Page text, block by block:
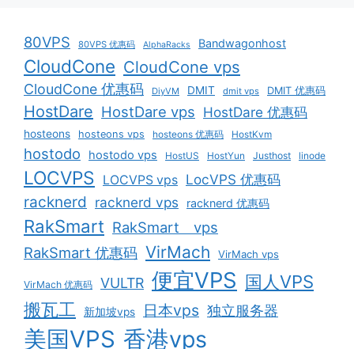
80VPS 80VPS 优惠码 AlphaRacks Bandwagonhost
CloudCone CloudCone vps
CloudCone 优惠码 DiyVM DMIT dmit vps DMIT 优惠码
HostDare HostDare vps HostDare 优惠码
hosteons hosteons vps hosteons 优惠码 HostKvm
hostodo hostodo vps HostUS HostYun Justhost linode
LOCVPS LOCVPS vps LocVPS 优惠码
racknerd racknerd vps racknerd 优惠码
RakSmart RakSmart vps
RakSmart 优惠码 VirMach VirMach vps
VirMach 优惠码 VULTR 便宜VPS 国人VPS
搬瓦工
新加坡vps 日本vps 独立服务器
美国VPS 香港vps